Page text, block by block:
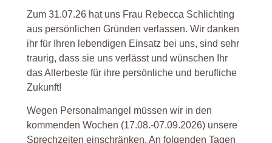
Zum 31.07.26 hat uns Frau Rebecca Schlichting
aus persönlichen Gründen verlassen. Wir danken
ihr für Ihren lebendigen Einsatz bei uns, sind sehr
traurig, dass sie uns verlässt und wünschen Ihr
das Allerbeste für ihre persönliche und berufliche
Zukunft!
Wegen Personalmangel müssen wir in den
kommenden Wochen (17.08.-07.09.2026) unsere
Sprechzeiten einschränken. An folgenden Tagen